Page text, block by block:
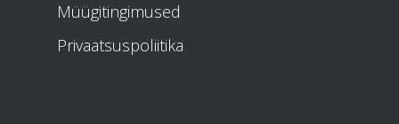
Müügitingimused
Privaatsuspoliitika